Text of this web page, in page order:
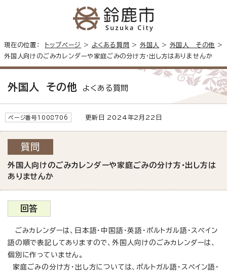
現在の位置： トップページ > よくある質問 > 外国人 > 外国人 その他
>
外国人向けのごみカレンダーや家庭ごみの分け方・出し方はありませんか
外国人 その他 よくある質問
ページ番号1008706 更新日 2024年2月22日
質問
外国人向けのごみカレンダーや家庭ごみの分け方・出し方は
ありませんか
回答
ごみカレンダーは、日本語・中国語・英語・ポルトガル語・スペイン
語の順で表記してありますので、外国人向けのごみカレンダーは、
個別に作っていません。
家庭ごみの分け方・出し方については、ポルトガル語・スペイン語・